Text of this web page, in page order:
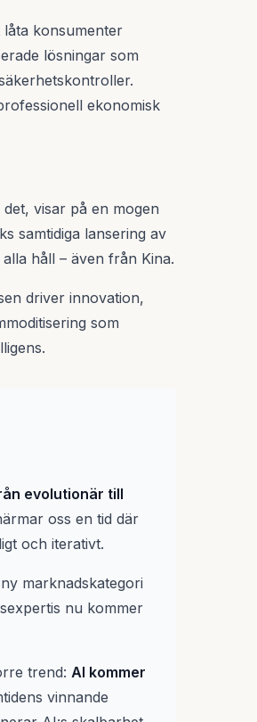
konsumenter
lösningar som
ekonomisk
visar på en mogen
samtidiga lansering av
håll – även från Kina.
driver innovation,
som
evolutionär till
oss en tid där
och iterativt.
marknadskategori
nu kommer
trend: AI kommer
vinnande